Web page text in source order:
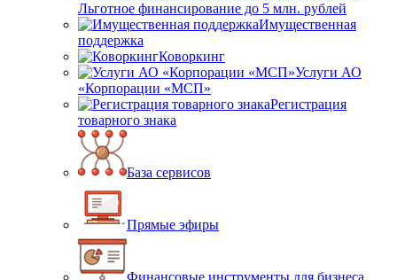
Льготное финансирование до 5 млн. рублей
Имущественная
поддержка
Коворкинг
Услуги АО
«Корпорации «МСП»
Регистрация
товарного знака
База сервисов
Прямые эфиры
Финансовые инструменты для бизнеса